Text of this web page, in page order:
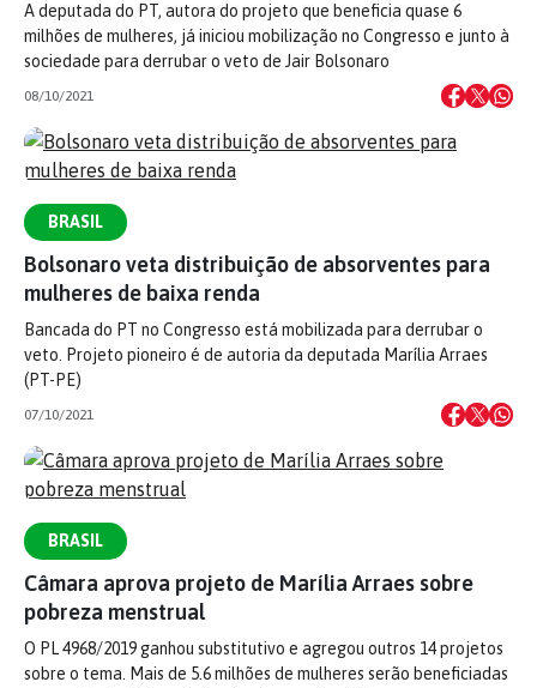
A deputada do PT, autora do projeto que beneficia quase 6
milhões de mulheres, já iniciou mobilização no Congresso e junto à
sociedade para derrubar o veto de Jair Bolsonaro
08/10/2021
BRASIL
Bolsonaro veta distribuição de absorventes para
mulheres de baixa renda
Bancada do PT no Congresso está mobilizada para derrubar o
veto. Projeto pioneiro é de autoria da deputada Marília Arraes
(PT-PE)
07/10/2021
BRASIL
Câmara aprova projeto de Marília Arraes sobre
pobreza menstrual
O PL 4968/2019 ganhou substitutivo e agregou outros 14 projetos
sobre o tema. Mais de 5.6 milhões de mulheres serão beneficiadas